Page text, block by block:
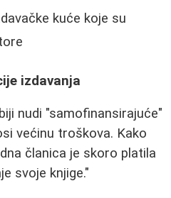
kuće koje su
izdavanja
nudi "samofinansirajuće"
većinu troškova. Kako
članica je skoro platila
svoje knjige."